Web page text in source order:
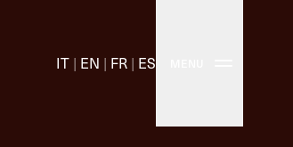
IT | EN | FR | ES